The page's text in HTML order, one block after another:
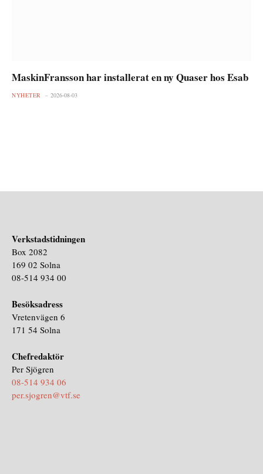
MaskinFransson har installerat en ny Quaser hos Esab
NYHETER 2026-08-03
Verkstadstidningen
Box 2082
169 02 Solna
08-514 934 00
Besöksadress
Vretenvägen 6
171 54 Solna
Chefredaktör
Per Sjögren
08-514 934 06
per.sjogren@vtf.se